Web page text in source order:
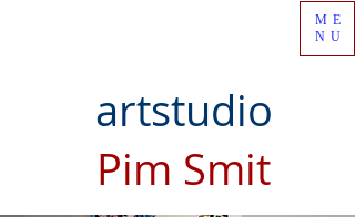
artstudio
Pim Smit
ME
NU